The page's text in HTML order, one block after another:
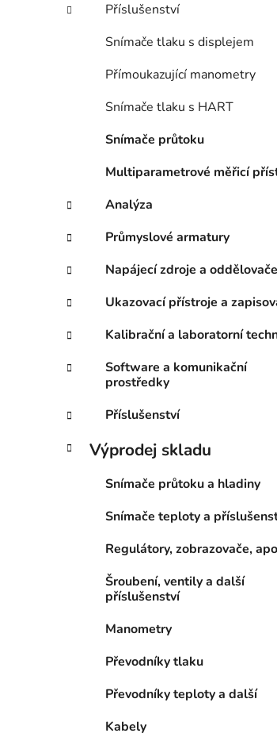
Příslušenství
Snímače tlaku s displejem
Přímoukazující manometry
Snímače tlaku s HART
Snímače průtoku
Multiparametrové měřicí
Analýza
Průmyslové armatury
Napájecí zdroje a oddělovače
Ukazovací přístroje a
Kalibrační a laboratorní
Software a komunikační
prostředky
Příslušenství
Výprodej skladu
Snímače průtoku a hladiny
Snímače teploty a
Regulátory, zobrazovače,
Šroubení, ventily a další
příslušenství
Manometry
Převodníky tlaku
Převodníky teploty a další
Kabely